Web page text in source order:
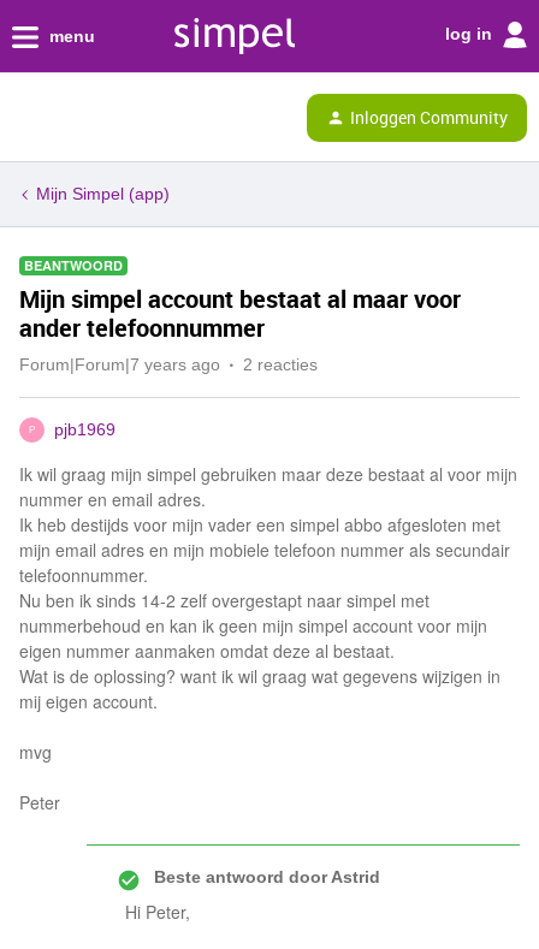
menu log in
Inloggen Community
Mijn Simpel (app)
BEANTWOORD
Mijn simpel account bestaat al maar voor
ander telefoonnummer
Forum|Forum|7 years ago 2 reacties
P pjb1969
Ik wil graag mijn simpel gebruiken maar deze bestaat al voor mijn
nummer en email adres.
Ik heb destijds voor mijn vader een simpel abbo afgesloten met
mijn email adres en mijn mobiele telefoon nummer als secundair
telefoonnummer.
Nu ben ik sinds 14-2 zelf overgestapt naar simpel met
nummerbehoud en kan ik geen mijn simpel account voor mijn
eigen nummer aanmaken omdat deze al bestaat.
Wat is de oplossing? want ik wil graag wat gegevens wijzigen in
mij eigen account.
mvg
Peter
Beste antwoord doorAstrid
Hi Peter,